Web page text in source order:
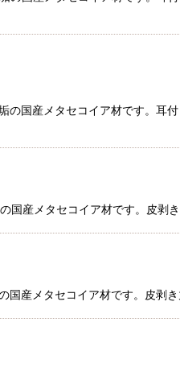
産メタセコイア材です。耳付
メタセコイア材です。皮剥
メタセコイア材です。皮剥き